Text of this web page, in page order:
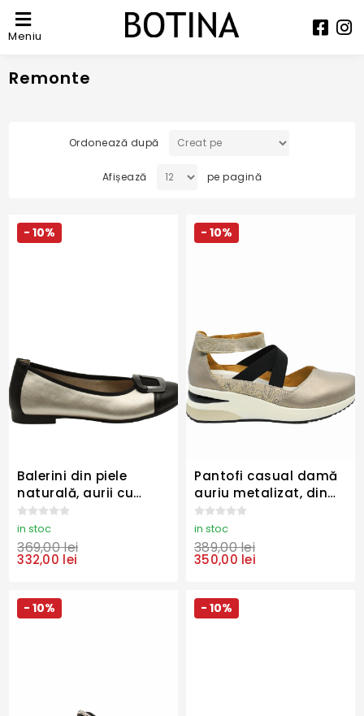
Meniu
Remonte
Ordonează după
Afișează pe pagină
- 10%
Balerini din piele
naturală, aurii cu
accente negre
REMD0K12-90
in stoc
369,00 lei
332,00 lei
- 10%
Pantofi casual damă
auriu metalizat, din
piele naturală
REMD2411-90
in stoc
389,00 lei
350,00 lei
- 10% - 10%